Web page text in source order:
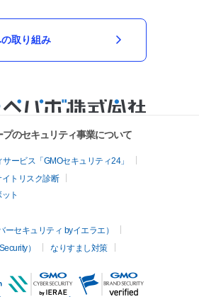
取り組み
のセキュリティ事業について
ービス「GMOセキュリティ24」
イトリスク診断
ト
セキュリティ byイエラエ）
）
なりすまし対策